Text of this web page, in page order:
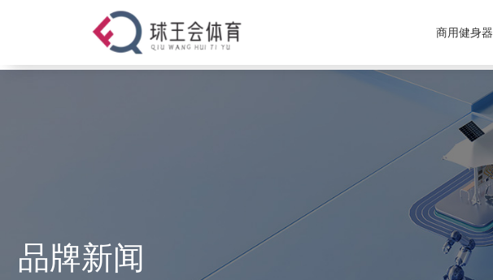
商用健身器
品牌新闻